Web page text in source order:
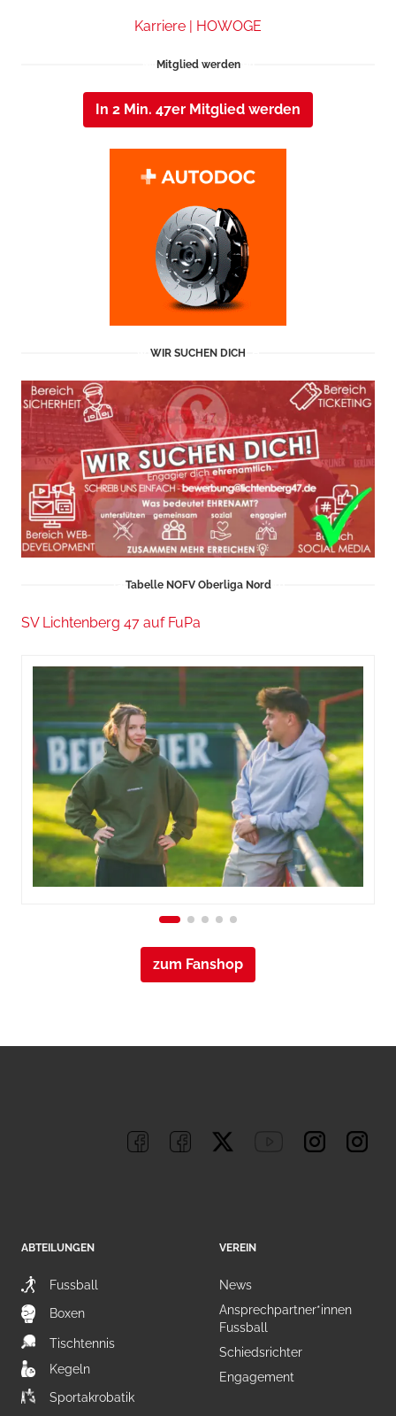
Karriere | HOWOGE
Mitglied werden
In 2 Min. 47er Mitglied werden
WIR SUCHEN DICH
Tabelle NOFV Oberliga Nord
SV Lichtenberg 47 auf FuPa
zum Fanshop
ABTEILUNGEN
Fussball
Boxen
Tischtennis
Kegeln
Sportakrobatik
VEREIN
News
Ansprechpartner*innen
Fussball
Schiedsrichter
Engagement